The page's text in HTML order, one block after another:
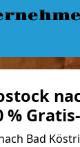
%
Bad